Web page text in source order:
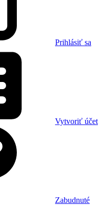
Prihlásiť sa
Vytvoriť účet
Zabudnuté